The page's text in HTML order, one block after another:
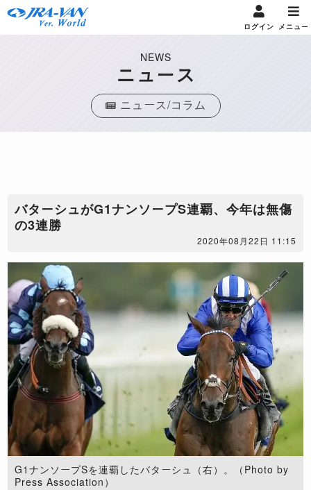
ログイン メニュー
NEWS
ニュース
ニュース/コラム
​バターシュがG1ナンソープS連覇、今年は無傷
の3連勝
2020年08月22日 11:15
G1ナンソープSを連覇したバターシュ（右）。（Photo by
Press Association）